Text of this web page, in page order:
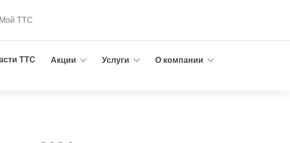
ТТС
ТТС Акции Услуги
О компании